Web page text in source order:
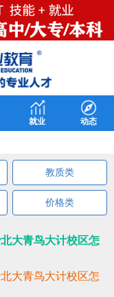
就业 动态
教质类
价格类
大青鸟大计校区怎
大青鸟大计校区怎